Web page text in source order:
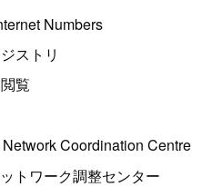
Numbers
ストリ
覧
Coordination Centre
トワーク調整センター